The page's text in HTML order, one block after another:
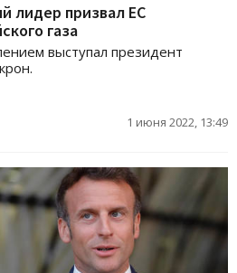
лидер призвал ЕС
газа
выступал президент
1 июня 2022, 13:49